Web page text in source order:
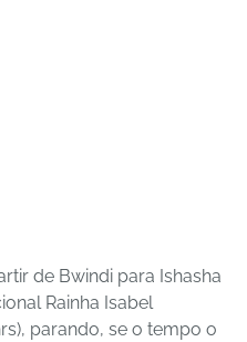
de Bwindi para Ishasha
Rainha Isabel
parando, se o tempo o